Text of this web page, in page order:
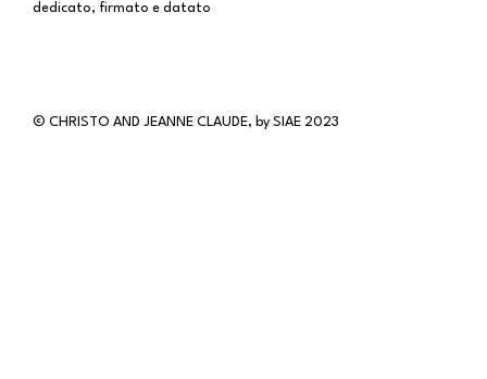
dedicato, firmato e datato
© CHRISTO AND JEANNE CLAUDE, by SIAE 2023